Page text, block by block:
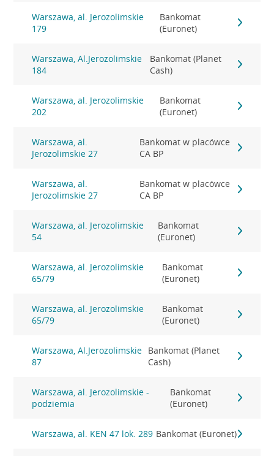
Warszawa, al. Jerozolimskie
179
Bankomat
(Euronet)
Warszawa, Al.Jerozolimskie
184
Bankomat (Planet
Cash)
Warszawa, al. Jerozolimskie
202
Bankomat
(Euronet)
Warszawa, al.
Jerozolimskie 27
Bankomat w placówce
CA BP
Warszawa, al.
Jerozolimskie 27
Bankomat w placówce
CA BP
Warszawa, al. Jerozolimskie
54
Bankomat
(Euronet)
Warszawa, al. Jerozolimskie
65/79
Bankomat
(Euronet)
Warszawa, al. Jerozolimskie
65/79
Bankomat
(Euronet)
Warszawa, Al.Jerozolimskie
87
Bankomat (Planet
Cash)
Warszawa, al. Jerozolimskie -
podziemia
Bankomat
(Euronet)
Warszawa, al. KEN 47 lok. 289 Bankomat (Euronet)